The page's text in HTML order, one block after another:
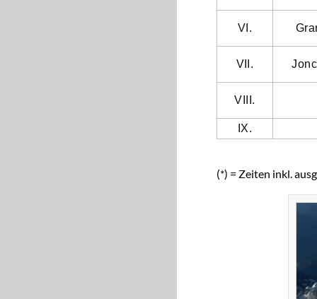
VI.
VII.
VIII.
IX.
(*) = Zeiten inkl.